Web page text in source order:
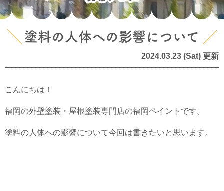
塗料の人体への影響について
2024.03.23 (Sat) 更新
こんにちは！
福岡の外壁塗装・屋根塗装専門店の福岡ペイントです。
塗料の人体への影響について今回は書きたいと思います。